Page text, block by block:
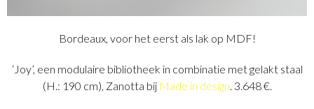
Bordeaux, voor het eerst als lak op MDF!
‘Joy’, een modulaire bibliotheek in combinatie met gelakt staal
(H.: 190 cm), Zanotta bij Made in design. 3.648 €.